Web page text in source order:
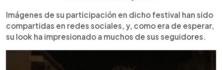
Imágenes de su participación en dicho festival han sido
compartidas en redes sociales, y, como era de esperar,
su look ha impresionado a muchos de sus seguidores.